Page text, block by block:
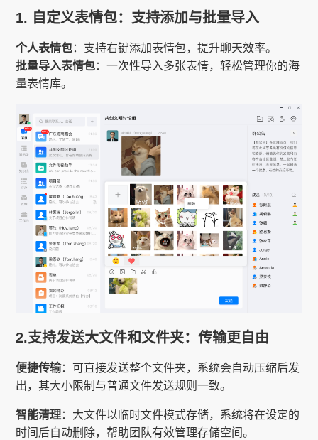
1. 自定义表情包：支持添加与批量导入
个人表情包：支持右键添加表情包，提升聊天效率。
批量导入表情包：一次性导入多张表情，轻松管理你的海
量表情库。
2.支持发送大文件和文件夹：传输更自由
便捷传输：可直接发送整个文件夹，系统会自动压缩后发
出，其大小限制与普通文件发送规则一致。
智能清理：大文件以临时文件模式存储，系统将在设定的
时间后自动删除，帮助团队有效管理存储空间。